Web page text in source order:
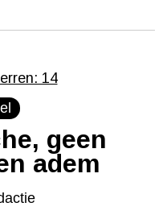
geen
adem